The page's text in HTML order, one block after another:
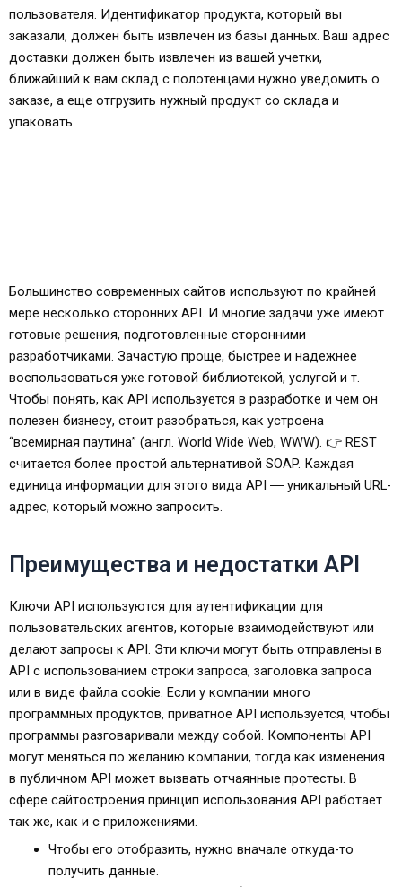
пользователя. Идентификатор продукта, который вы
заказали, должен быть извлечен из базы данных. Ваш адрес
доставки должен быть извлечен из вашей учетки,
ближайший к вам склад с полотенцами нужно уведомить о
заказе, а еще отгрузить нужный продукт со склада и
упаковать.
Большинство современных сайтов используют по крайней
мере несколько сторонних API. И многие задачи уже имеют
готовые решения, подготовленные сторонними
разработчиками. Зачастую проще, быстрее и надежнее
воспользоваться уже готовой библиотекой, услугой и т.
Чтобы понять, как API используется в разработке и чем он
полезен бизнесу, стоит разобраться, как устроена
“всемирная паутина” (англ. World Wide Web, WWW). 👉 REST
считается более простой альтернативой SOAP. Каждая
единица информации для этого вида API ― уникальный URL-
адрес, который можно запросить.
Преимущества и недостатки API
Ключи API используются для аутентификации для
пользовательских агентов, которые взаимодействуют или
делают запросы к API. Эти ключи могут быть отправлены в
API с использованием строки запроса, заголовка запроса
или в виде файла cookie. Если у компании много
программных продуктов, приватное API используется, чтобы
программы разговаривали между собой. Компоненты API
могут меняться по желанию компании, тогда как изменения
в публичном API может вызвать отчаянные протесты. В
сфере сайтостроения принцип использования API работает
так же, как и с приложениями.
Чтобы его отобразить, нужно вначале откуда-то
получить данные.